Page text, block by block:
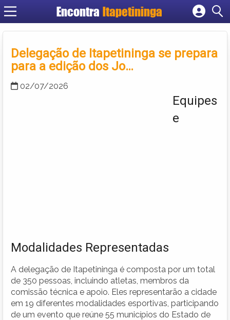
Encontra Itapetininga
Cadastrar empresa
Criar conta
Delegação de Itapetininga se prepara
para a edição dos Jo…
02/07/2026
Equipes
e
Modalidades Representadas
A delegação de Itapetininga é composta por um total
de 350 pessoas, incluindo atletas, membros da
comissão técnica e apoio. Eles representarão a cidade
em 19 diferentes modalidades esportivas, participando
de um evento que reúne 55 municípios do Estado de